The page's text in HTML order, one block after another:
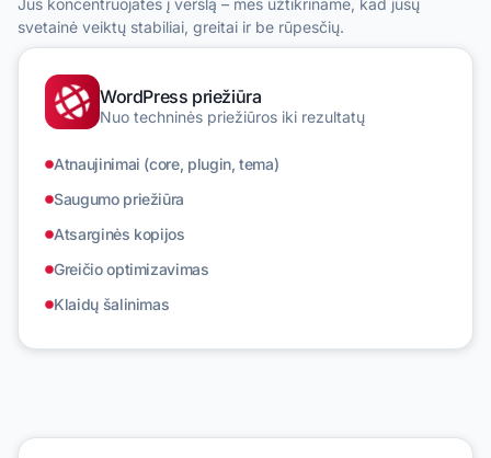
Jūs koncentruojatės į verslą – mes užtikriname, kad jūsų
svetainė veiktų stabiliai, greitai ir be rūpesčių.
WordPress priežiūra
Nuo techninės priežiūros iki rezultatų
Atnaujinimai (core, plugin, tema)
Saugumo priežiūra
Atsarginės kopijos
Greičio optimizavimas
Klaidų šalinimas